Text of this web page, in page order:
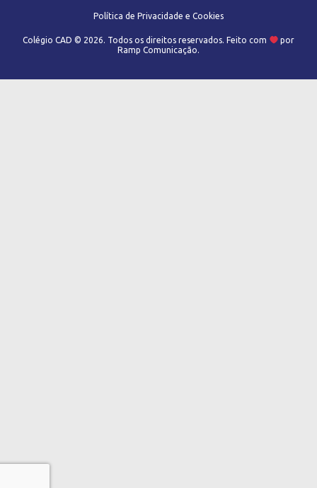
Política de Privacidade e Cookies
Colégio CAD © 2026. Todos os direitos reservados. Feito com
por
Ramp Comunicação.